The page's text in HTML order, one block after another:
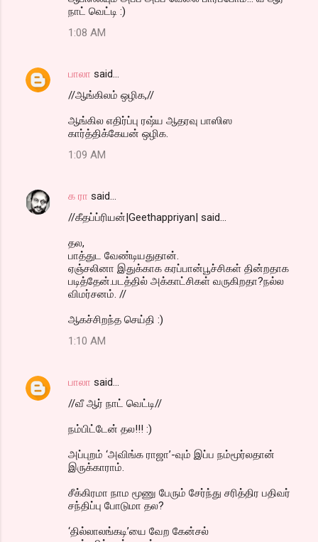
நாட் வெட்டி :)
1:08 AM
பாலா said…
//ஆங்கிலம் ஒழிக,//
ஆங்கில எதிர்ப்பு ரஷ்ய ஆதரவு பாஸிஸ
கார்த்திக்கேயன் ஒழிக.
1:09 AM
க ரா said…
//கீதப்ப்ரியன்|Geethappriyan| said...
தல,
பாத்துட வேண்டியதுதான்.
ஏஞ்சலினா இதுக்காக கரப்பான்பூச்சிகள் தின்றதாக
படித்தேன்.படத்தில் அக்காட்சிகள் வருகிறதா?நல்ல
விமர்சனம். //
ஆகச்சிறந்த செய்தி :)
1:10 AM
பாலா said…
//வீ ஆர் நாட் வெட்டி//
நம்பிட்டேன் தல!!! :)
அப்புறம் ‘அவிங்க ராஜா’-வும் இப்ப நம்மூர்லதான்
இருக்காராம்.
சீக்கிரமா நாம மூணு பேரும் சேர்ந்து சரித்திர பதிவர்
சந்திப்பு போடுமா தல?
‘தில்லாலங்கடி’யை வேற கேன்சல்